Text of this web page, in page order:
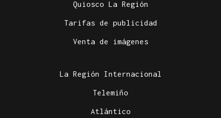
Quiosco La Región
Tarifas de publicidad
Venta de imágenes
La Región Internacional
Telemiño
Atlántico